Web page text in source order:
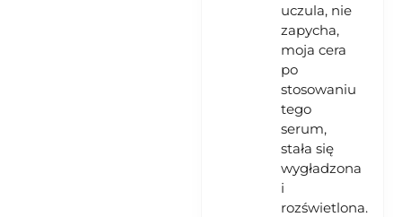
uczula, nie
zapycha,
moja cera
po
stosowaniu
tego
serum,
stała się
wygładzona
i
rozświetlona.